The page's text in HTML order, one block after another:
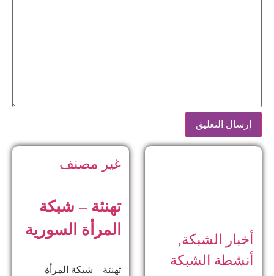
أخبار الشبكة,
أنشطة الشبكة
غير مصنف
تهنئة – شبكة
المرأة السورية
تهنئة – شبكة المرأة